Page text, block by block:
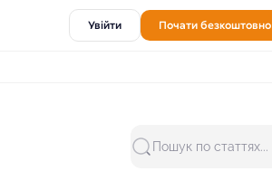
Увійти Почати безкоштовно
Пошук по статтях...